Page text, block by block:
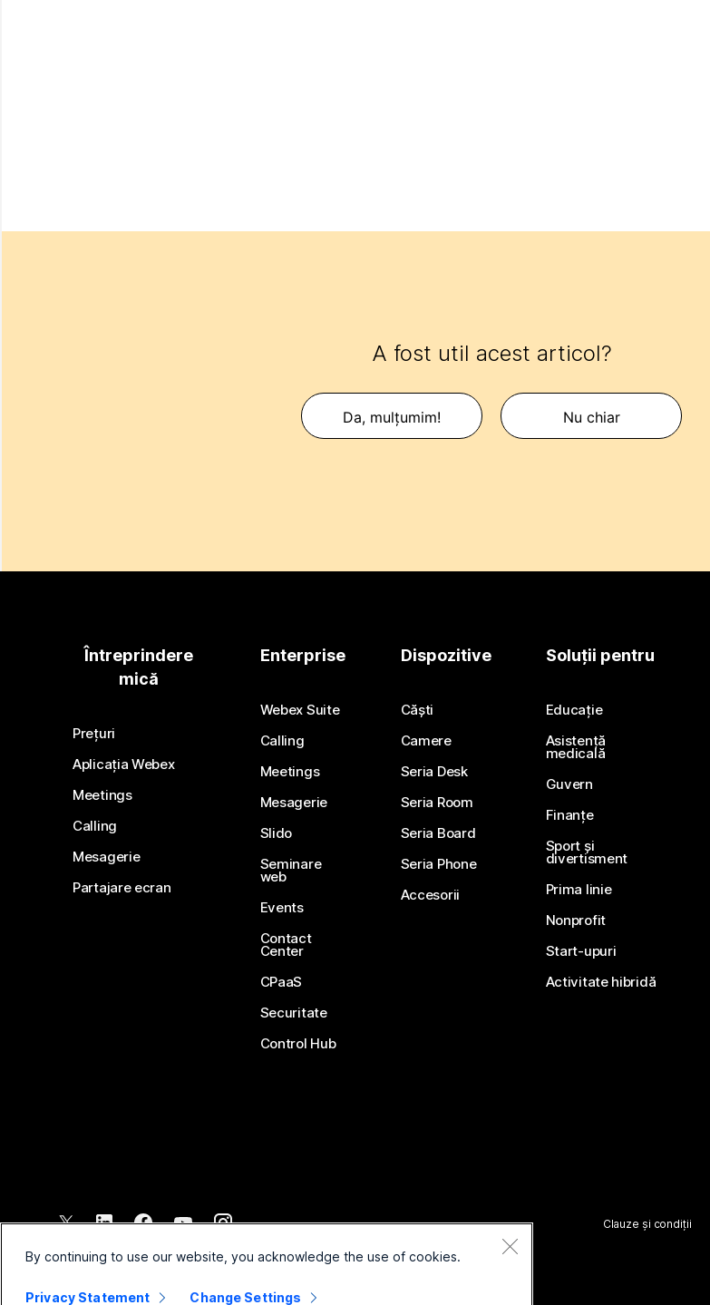
A fost util acest articol?
Da, mulțumim! Nu chiar
Întreprindere
mică
Prețuri
Aplicația Webex
Meetings
Calling
Mesagerie
Partajare ecran
Enterprise
Webex Suite
Calling
Meetings
Mesagerie
Slido
Seminare
web
Events
Contact
Center
CPaaS
Securitate
Control Hub
Dispozitive
Căști
Camere
Seria Desk
Seria Room
Seria Board
Seria Phone
Accesorii
Soluții pentru
Educație
Asistență
medicală
Guvern
Finanțe
Sport și
divertisment
Prima linie
Nonprofit
Start-upuri
Activitate hibridă
2026 Cisco și/sau afiliații săi. Toate drepturile rezervate.
Clauze și condiții
By continuing to use our website, you acknowledge the use of cookies.
Privacy Statement Change Settings